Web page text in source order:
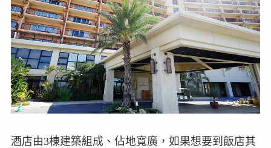
酒店由3棟建築組成、佔地寬廣，如果想要到飯店其